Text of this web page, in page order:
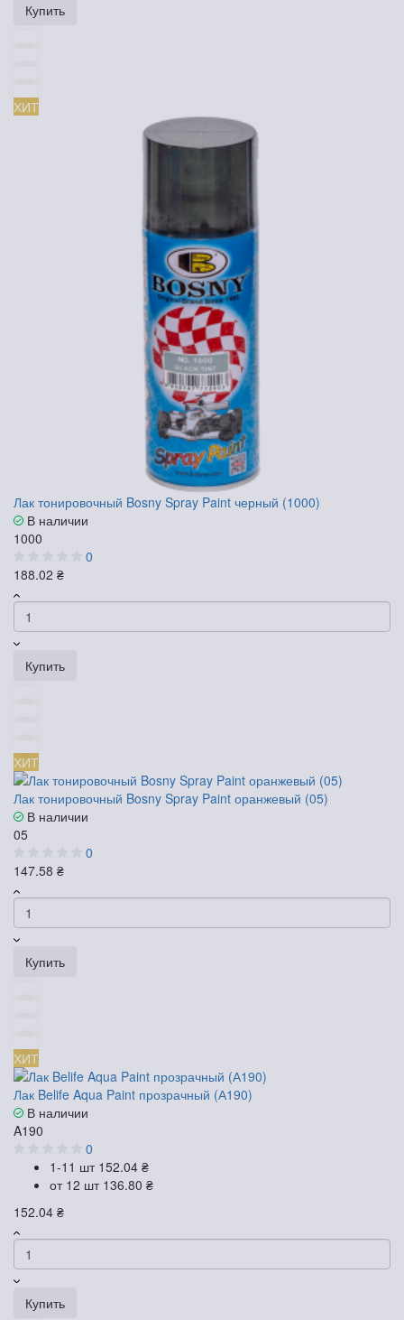
Купить
ХИТ
Лак тонировочный Bosny Spray Paint черный (1000)
В наличии
1000
0
188.02 ₴
Купить
ХИТ
Лак тонировочный Bosny Spray Paint оранжевый (05)
В наличии
05
0
147.58 ₴
Купить
ХИТ
Лак Belife Aqua Paint прозрачный (А190)
В наличии
A190
0
1-11 шт 152.04 ₴
от 12 шт 136.80 ₴
152.04 ₴
Купить